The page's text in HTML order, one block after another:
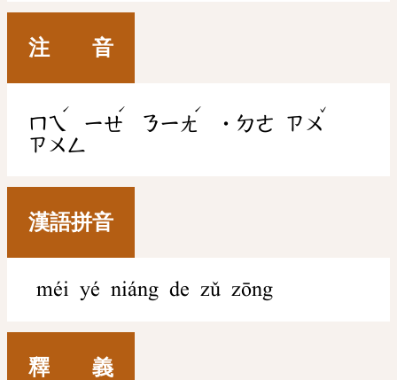
注 音
ㄇㄟ
ˊ
ㄧㄝ
ˊ
ㄋㄧㄤ
ˊ
˙ㄉㄜ ㄗㄨ
ˇ
ㄗㄨㄥ
漢語拼音
méi yé niáng de zǔ zōng
釋 義